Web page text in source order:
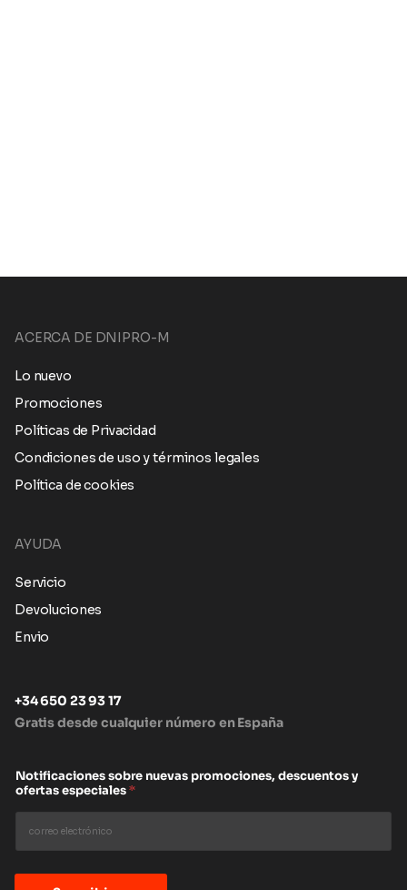
ACERCA DE DNIPRO-M
Lo nuevo
Promociones
Políticas de Privacidad
Condiciones de uso y términos legales
Política de cookies
AYUDA
Servicio
Devoluciones
Envio
+34 650 23 93 17
Gratis desde cualquier número en España
Notificaciones sobre nuevas promociones, descuentos y
ofertas especiales*